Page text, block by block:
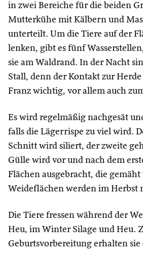
in zwei Bereiche für die beiden
Mutterkühe mit Kälbern und
unterteilt. Um die Tiere auf der
lenken, gibt es fünf
sie am Waldrand. In der Nacht
Stall, denn der Kontakt zur
Franz wichtig, vor allem auch
Es wird regelmäßig nachgesät
falls die Lägerrispe zu viel wird.
Schnitt wird siliert, der zweite
Gülle wird vor und nach dem
Flächen ausgebracht, die gemäht
Weideflächen werden im Herbst
Die Tiere fressen während der
Heu, im Winter Silage und Heu.
Geburtsvorbereitung erhalten